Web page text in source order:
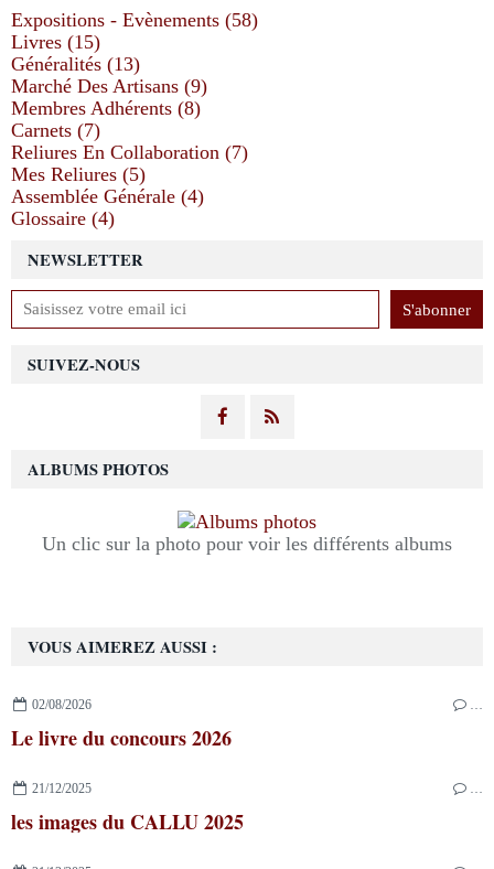
NEWSLETTER
SUIVEZ-NOUS
VOUS AIMEREZ AUSSI :
02/08/2026
Le livre du concours 2026
21/12/2025 …
les images du CALLU 2025
Expositions - Evènements (58)
Livres (15)
Généralités (13)
Marché Des Artisans (9)
Membres Adhérents (8)
Carnets (7)
Reliures En Collaboration (7)
Mes Reliures (5)
Assemblée Générale (4)
Glossaire (4)
ALBUMS PHOTOS
Un clic sur la photo pour voir les différents albums